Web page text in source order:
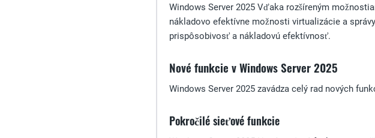
Windows Server 2025 Vďaka rozšíreným
nákladovo efektívne možnosti virtualizácie a
prispôsobivosť a nákladovú efektívnosť.
Nové funkcie v Windows Server 2025
Windows Server 2025 zavádza celý rad nových
Pokročilé sieťové funkcie